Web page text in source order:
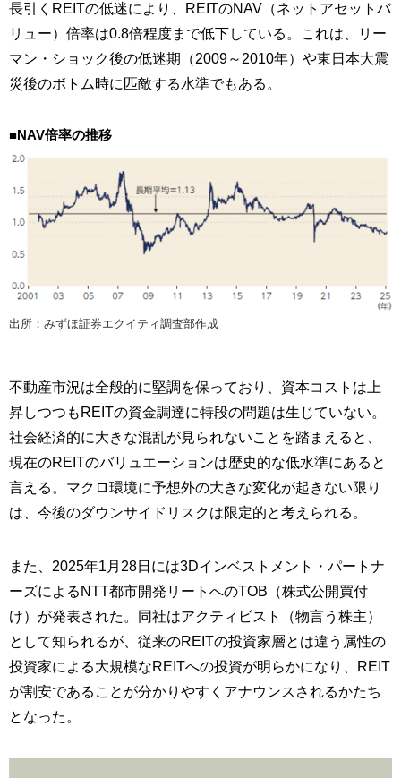
長引くREITの低迷により、REITのNAV（ネットアセットバ
リュー）倍率は0.8倍程度まで低下している。これは、リー
マン・ショック後の低迷期（2009～2010年）や東日本大震
災後のボトム時に匹敵する水準でもある。
■NAV倍率の推移
出所：みずほ証券エクイティ調査部作成
不動産市況は全般的に堅調を保っており、資本コストは上
昇しつつもREITの資金調達に特段の問題は生じていない。
社会経済的に大きな混乱が見られないことを踏まえると、
現在のREITのバリュエーションは歴史的な低水準にあると
言える。マクロ環境に予想外の大きな変化が起きない限り
は、今後のダウンサイドリスクは限定的と考えられる。
また、2025年1月28日には3Dインベストメント・パートナ
ーズによるNTT都市開発リートへのTOB（株式公開買付
け）が発表された。同社はアクティビスト（物言う株主）
として知られるが、従来のREITの投資家層とは違う属性の
投資家による大規模なREITへの投資が明らかになり、REIT
が割安であることが分かりやすくアナウンスされるかたち
となった。